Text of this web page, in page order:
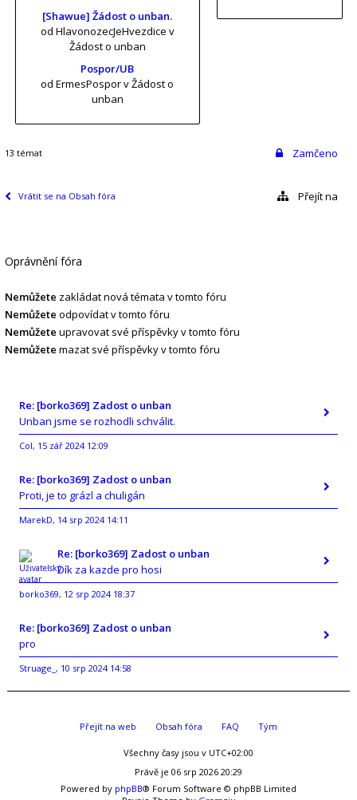
[Shawue] Žádost o unban.
od HlavonozecJeHvezdice v
Žádost o unban
Pospor/UB
od ErmesPosporv Žádost o
unban
Zamčeno
13 témat
Vrátit se na Obsah fóra Přejít na
Oprávnění fóra
Nemůžete zakládat nová témata v tomto fóru
Nemůžete odpovídat v tomto fóru
Nemůžete upravovat své příspěvky v tomto fóru
Nemůžete mazat své příspěvky v tomto fóru
Re: [borko369] Zadost o unban
Unban jsme se rozhodli schválit.
Col, 15 zář 2024 12:09
Re: [borko369] Zadost o unban
Proti, je to grázl a chuligán
MarekD, 14 srp 2024 14:11
Re: [borko369] Zadost o unban
Dík za kazde pro hosi
borko369, 12 srp 2024 18:37
Re: [borko369] Zadost o unban
pro
Struage_ , 10 srp 2024 14:58
Přejít na web Obsah fóra FAQ Tým
Všechny časy jsou v UTC+02:00
Právě je 06 srp 2026 20:29
Powered by phpBB® Forum Software © phpBB Limited